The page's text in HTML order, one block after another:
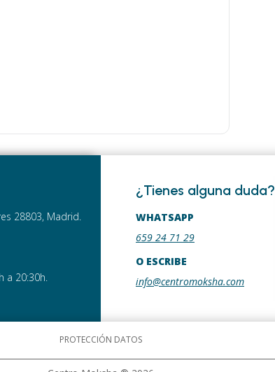
28803, Madrid.
a 20:30h.
¿Tienes alguna duda?
WHATSAPP
659 24 71 29
O ESCRIBE
info@centromoksha.com
PROTECCIÓN DATOS